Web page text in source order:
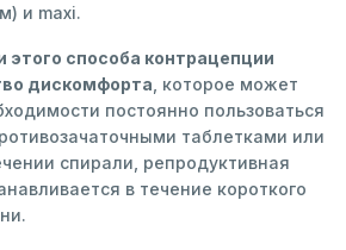
и maxi.
этого способа контрацепции
дискомфорта , которое может
постоянно пользоваться
таблетками или
спирали, репродуктивная
в течение короткого